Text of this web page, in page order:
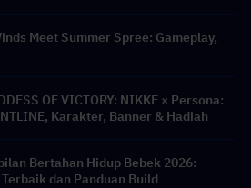
Meet Summer Spree: Gameplay,
OF VICTORY: NIKKE × Persona:
Karakter, Banner & Hadiah
Bertahan Hidup Bebek 2026:
dan Panduan Build